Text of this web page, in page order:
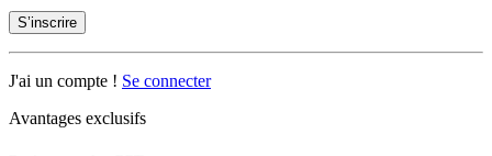
S’inscrire
J'ai un compte ! Se connecter
Avantages exclusifs